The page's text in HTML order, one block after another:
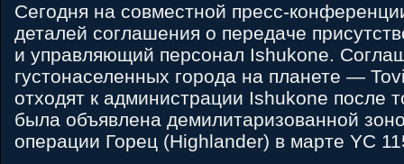
Сегодня на совместной пресс-
деталей соглашения о передаче
и управляющий персонал Ishukone.
густонаселенных города на планете —
отходят к администрации Ishukone после
была объявлена ​​демилитаризованной
операции Горец (Highlander) в марте YC